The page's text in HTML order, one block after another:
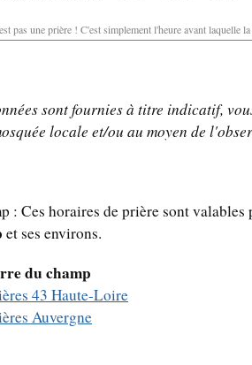
pas une prière ! C'est simplement l'heure avant laquelle
sont fournies à titre indicatif,
locale et/ou au moyen de
: Ces horaires de prière sont
et ses environs.
du champ
43 Haute-Loire
Auvergne